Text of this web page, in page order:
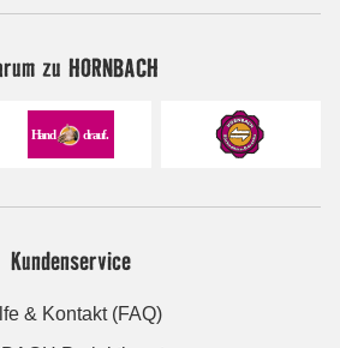
zu HORNBACH
Kundenservice
& Kontakt (FAQ)